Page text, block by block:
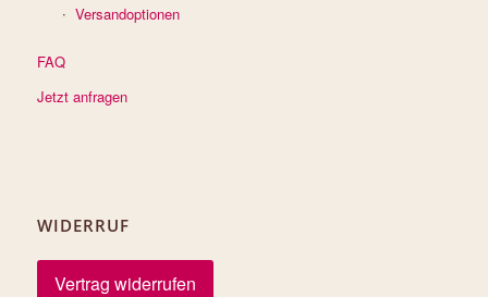
Versandoptionen
FAQ
Jetzt anfragen
WIDERRUF
Vertrag widerrufen